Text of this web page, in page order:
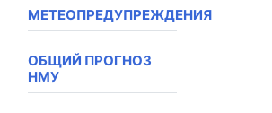
МЕТЕОПРЕДУПРЕЖДЕНИЯ
ОБЩИЙ ПРОГНОЗ
НМУ